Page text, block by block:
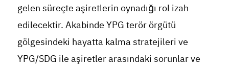
gelen süreçte aşiretlerin oynadığı rol izah
edilecektir. Akabinde YPG terör örgütü
gölgesindeki hayatta kalma stratejileri ve
YPG/SDG ile aşiretler arasındaki sorunlar ve